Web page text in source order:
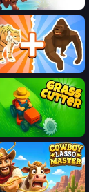
Life
DNA Run